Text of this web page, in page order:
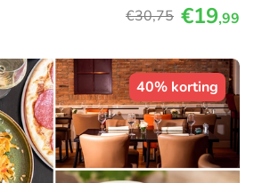
€30,75 €19,99
40% korting